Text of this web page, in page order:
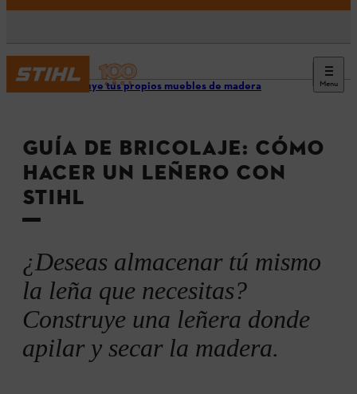
Menu
Construye tus propios muebles de madera
GUÍA DE BRICOLAJE: CÓMO
HACER UN LEÑERO CON
STIHL
¿Deseas almacenar tú mismo
la leña que necesitas?
Construye una leñera donde
apilar y secar la madera.